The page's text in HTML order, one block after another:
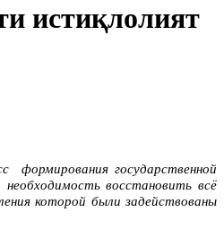
истиқлолият
государственной
восстановить всё
которой были задействованы